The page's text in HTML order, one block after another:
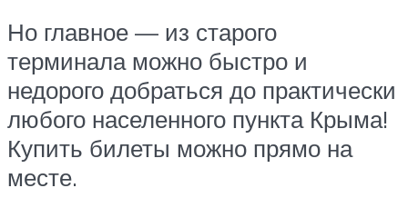
Но главное — из старого
терминала можно быстро и
недорого добраться до практически
любого населенного пункта Крыма!
Купить билеты можно прямо на
месте.